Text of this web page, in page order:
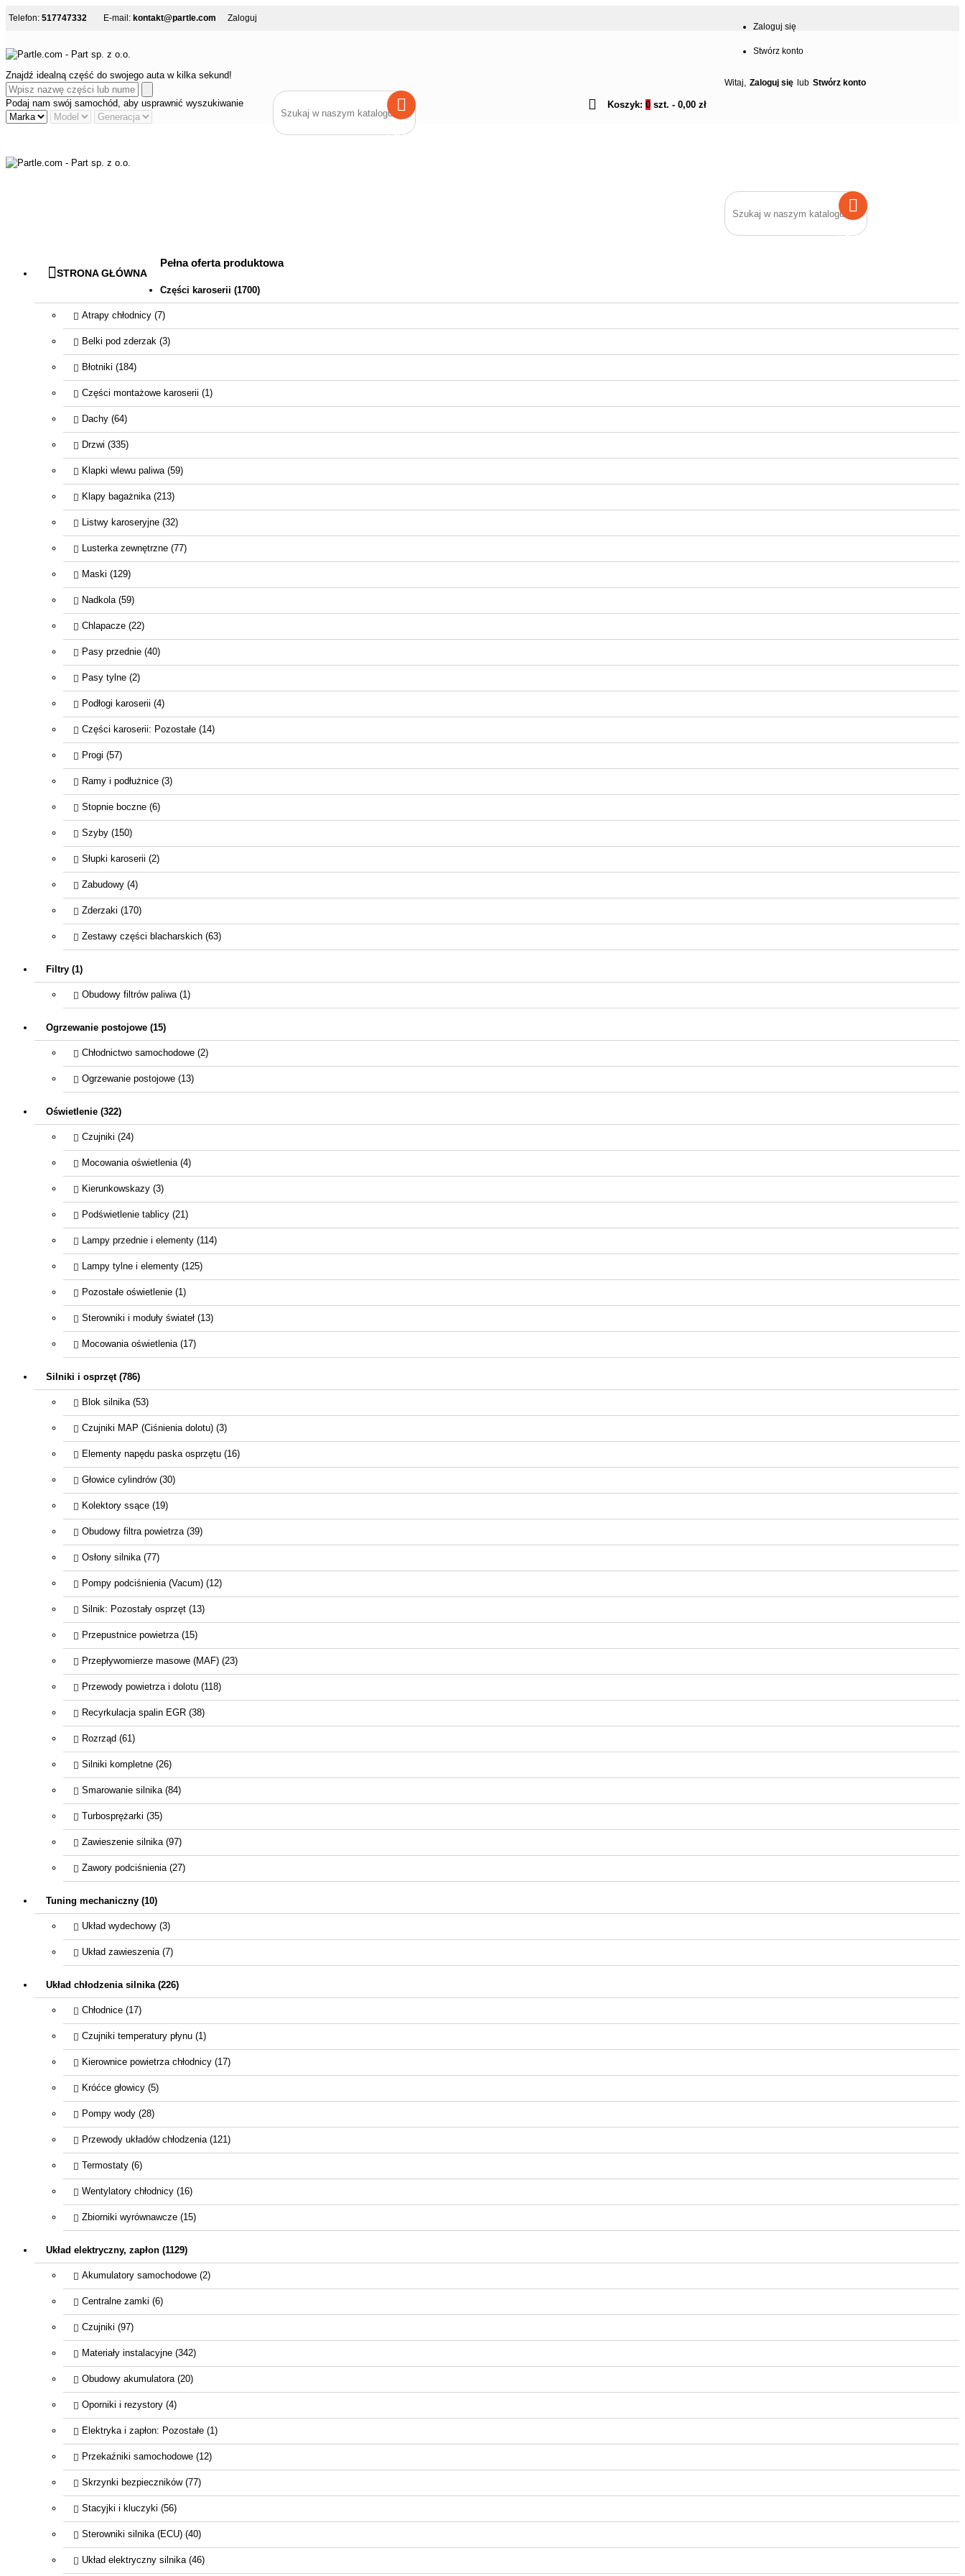
Telefon: 517747332 E-mail: kontakt@partle.com
Zaloguj się
Stwórz konto
Witaj, Zaloguj się lub Stwórz konto
Zaloguj
Koszyk 0 szt. - 0,00 zł
Szukaj
Znajdź idealną część do swojego auta w kilka sekund!
Podaj nam swój samochód, aby usprawnić wyszukiwanie
Szukaj
STRONA GŁÓWNA
Pełna oferta produktowa
Części karoserii (1700)
Atrapy chłodnicy (7)
Belki pod zderzak (3)
Błotniki (184)
Części montażowe karoserii (1)
Dachy (64)
Drzwi (335)
Klapki wlewu paliwa (59)
Klapy bagażnika (213)
Listwy karoseryjne (32)
Lusterka zewnętrzne (77)
Maski (129)
Nadkola (59)
Chlapacze (22)
Pasy przednie (40)
Pasy tylne (2)
Podłogi karoserii (4)
Części karoserii: Pozostałe (14)
Progi (57)
Ramy i podłużnice (3)
Stopnie boczne (6)
Szyby (150)
Słupki karoserii (2)
Zabudowy (4)
Zderzaki (170)
Zestawy części blacharskich (63)
Filtry (1)
Obudowy filtrów paliwa (1)
Ogrzewanie postojowe (15)
Chłodnictwo samochodowe (2)
Ogrzewanie postojowe (13)
Oświetlenie (322)
Czujniki (24)
Mocowania oświetlenia (4)
Kierunkowskazy (3)
Podświetlenie tablicy (21)
Lampy przednie i elementy (114)
Lampy tylne i elementy (125)
Pozostałe oświetlenie (1)
Sterowniki i moduły świateł (13)
Mocowania oświetlenia (17)
Silniki i osprzęt (786)
Blok silnika (53)
Czujniki MAP (Ciśnienia dolotu) (3)
Elementy napędu paska osprzętu (16)
Głowice cylindrów (30)
Kolektory ssące (19)
Obudowy filtra powietrza (39)
Osłony silnika (77)
Pompy podciśnienia (Vacum) (12)
Silnik: Pozostały osprzęt (13)
Przepustnice powietrza (15)
Przepływomierze masowe (MAF) (23)
Przewody powietrza i dolotu (118)
Recyrkulacja spalin EGR (38)
Rozrząd (61)
Silniki kompletne (26)
Smarowanie silnika (84)
Turbosprężarki (35)
Zawieszenie silnika (97)
Zawory podciśnienia (27)
Tuning mechaniczny (10)
Układ wydechowy (3)
Układ zawieszenia (7)
Układ chłodzenia silnika (226)
Chłodnice (17)
Czujniki temperatury płynu (1)
Kierownice powietrza chłodnicy (17)
Króćce głowicy (5)
Pompy wody (28)
Przewody układów chłodzenia (121)
Termostaty (6)
Wentylatory chłodnicy (16)
Zbiorniki wyrównawcze (15)
Układ elektryczny, zapłon (1129)
Akumulatory samochodowe (2)
Centralne zamki (6)
Czujniki (97)
Materiały instalacyjne (342)
Obudowy akumulatora (20)
Oporniki i rezystory (4)
Elektryka i zapłon: Pozostałe (1)
Przekaźniki samochodowe (12)
Skrzynki bezpieczników (77)
Stacyjki i kluczyki (56)
Sterowniki silnika (ECU) (40)
Układ elektryczny silnika (46)